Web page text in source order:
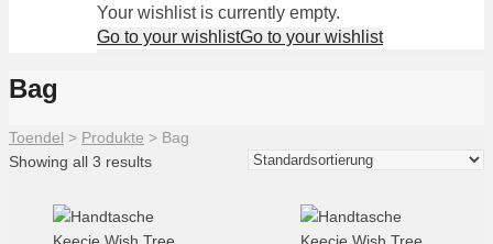
Your wishlist is currently empty.
Go to your wishlistGo to your wishlist
Bag
Toendel > Produkte > Bag
Showing all 3 results